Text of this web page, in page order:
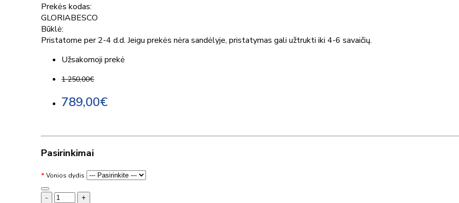
Prekės kodas:
GLORIABESCO
Būklė:
Pristatome per 2-4 d.d. Jeigu prekės nėra sandėlyje, pristatymas gali užtrukti iki 4-6 savaičių.
Užsakomoji prekė
1 250,00€
789,00€
Pasirinkimai
Vonios dydis
-
+